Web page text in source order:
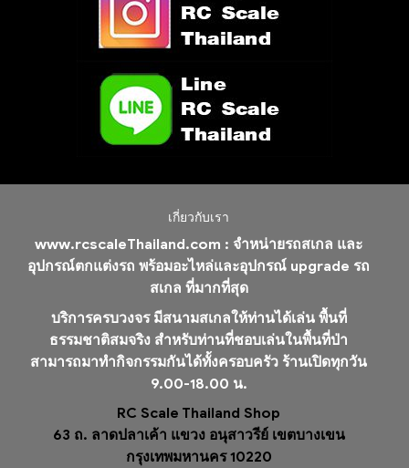
เกี่ยวกับเรา
www.rcscaleThailand.com : จำหน่ายรถสเกล และ
อุปกรณ์ตกแต่งรถ พร้อมอะไหล่และอุปกรณ์ upgrade รถ
สเกล ที่มากที่สุด
บริการครบวงจร มีสนามสเกลให้ท่านได้เล่น พื้นที่
ธรรมชาติสมจริง สำหรับท่านที่ชอบเล่นในพื้นที่ป่า
สามารถมาทำกิจกรรมกันได้ทั้งครอบครัว ร้านเปิดทุกวัน
9.00-18.00 น.
RC Scale Thailand Shop
63 ถ. ลาดปลาเค้า แขวง อนุสาวรีย์ เขตบางเขน
กรุงเทพมหานคร 10220